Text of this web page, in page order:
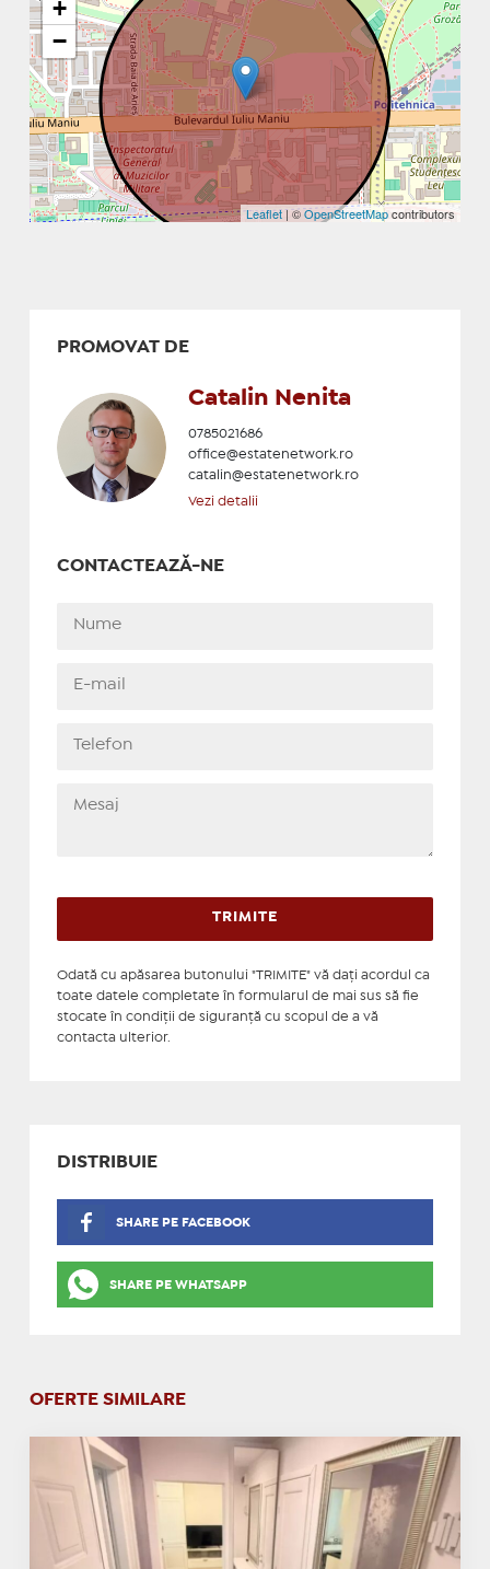
+
−
Leaflet| ©OpenStreetMapcontributors
PROMOVAT DE
Catalin Nenita
0785021686
office@estatenetwork.ro
catalin@estatenetwork.ro
Vezi detalii
CONTACTEAZĂ-NE
Odată cu apăsarea butonului "TRIMITE" vă daţi acordul ca
toate datele completate în formularul de mai sus să fie
stocate în condiţii de siguranţă cu scopul de a vă
contacta ulterior.
DISTRIBUIE
SHARE PE FACEBOOK
SHARE PE WHATSAPP
OFERTE SIMILARE